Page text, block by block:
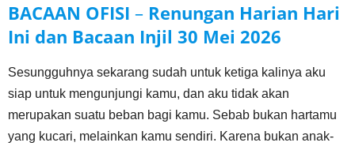
BACAAN OFISI – Renungan Harian Hari
Ini dan Bacaan Injil 30 Mei 2026
Sesungguhnya sekarang sudah untuk ketiga kalinya aku
siap untuk mengunjungi kamu, dan aku tidak akan
merupakan suatu beban bagi kamu. Sebab bukan hartamu
yang kucari, melainkan kamu sendiri. Karena bukan anak-